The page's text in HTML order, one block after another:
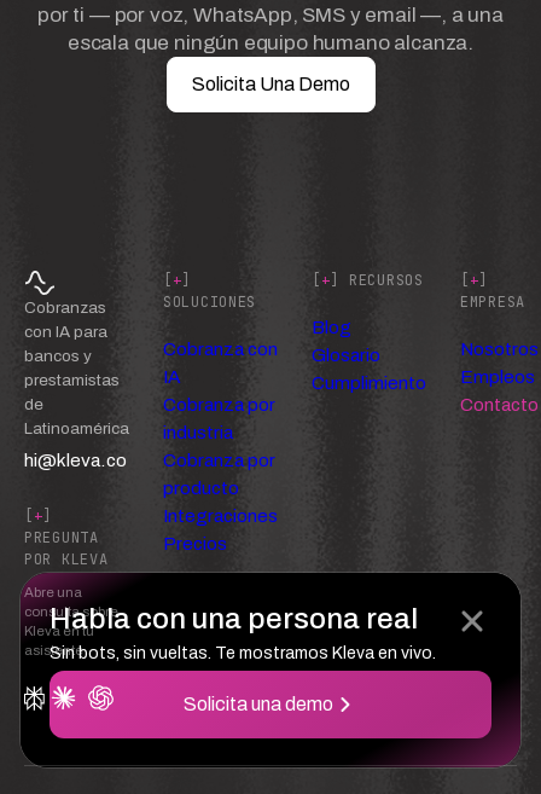
Habla con una persona real
Sin bots, sin vueltas. Te mostramos Kleva en vivo.
Solicita una demo
por ti — por voz, WhatsApp, SMS y email —, a una
escala que ningún equipo humano alcanza.
Solicita Una Demo
Cobranzas
con IA para
bancos y
prestamistas
de
Latinoamérica
hi@kleva.co
+
PREGUNTA
POR KLEVA
Abre una
consulta sobre
Kleva en tu
asistente
+
SOLUCIONES
Cobranza con
IA
Cobranza por
industria
Cobranza por
producto
Integraciones
Precios
+ ] RECURSOS
Blog
Glosario
Cumplimiento
+
EMPRESA
Nosotros
Empleos
Contacto